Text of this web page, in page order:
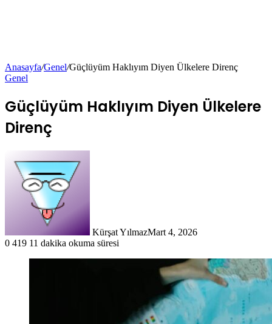
Anasayfa/Genel/Güçlüyüm Haklıyım Diyen Ülkelere Direnç
Genel
Güçlüyüm Haklıyım Diyen Ülkelere
Direnç
Kürşat YılmazMart 4, 2026
0 419 11 dakika okuma süresi